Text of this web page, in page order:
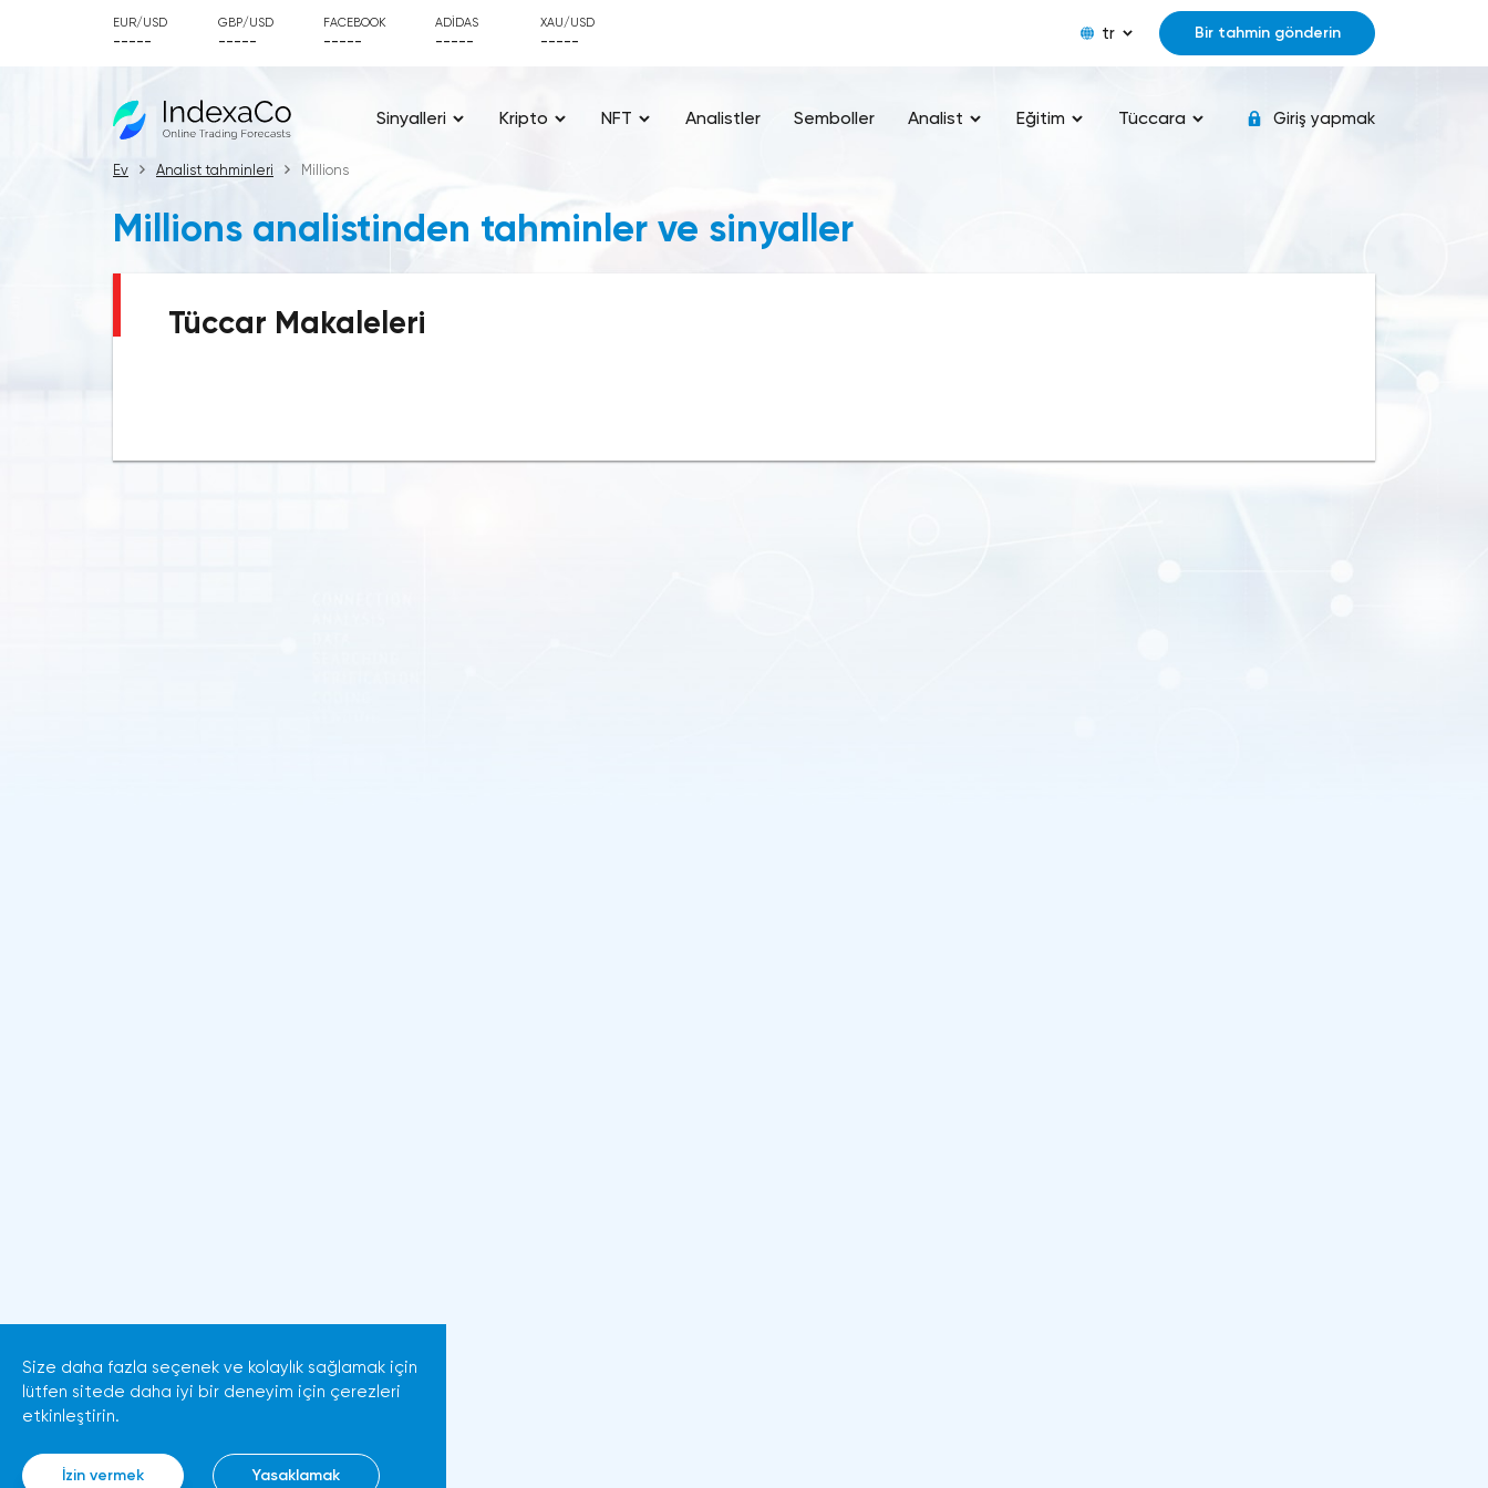
EUR/USD
-----
GBP/USD
-----
FACEBOOK
-----
ADIDAS
-----
XAU/USD
----- tr Bir tahmin gönderin
Sinyalleri Kripto NFT Analistler Semboller Analist Eğitim Tüccara Giriş yapmak
Ev Analist tahminleri Millions
Millions analistinden tahminler ve sinyaller
Tüccar Makaleleri
Size daha fazla seçenek ve kolaylık sağlamak için
lütfen sitede daha iyi bir deneyim için çerezleri
etkinleştirin.
İzin vermek Yasaklamak